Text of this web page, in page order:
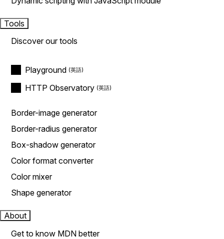
Tools
Discover our tools
Playground
HTTP Observatory
Border-image generator
Border-radius generator
Box-shadow generator
Color format converter
Color mixer
Shape generator
About
Get to know MDN better